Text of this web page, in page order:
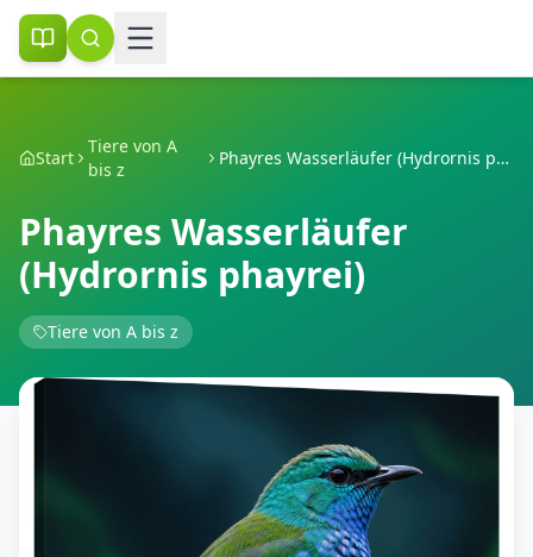
Start
Tiere von A
bis z
Phayres Wasserläufer (Hydrornis phayrei)
Phayres Wasserläufer
(Hydrornis phayrei)
Tiere von A bis z